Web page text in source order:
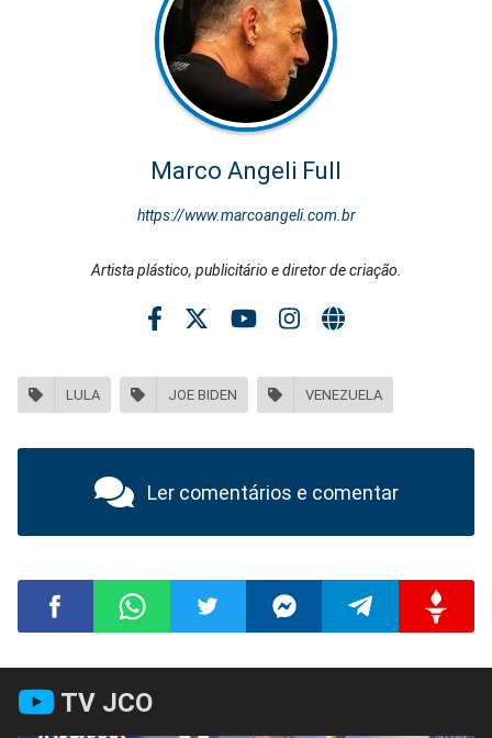
Marco Angeli Full
https://www.marcoangeli.com.br
Artista plástico, publicitário e diretor de criação.
LULA JOE BIDEN VENEZUELA
Ler comentários e comentar
Compartilhar
TV JCO